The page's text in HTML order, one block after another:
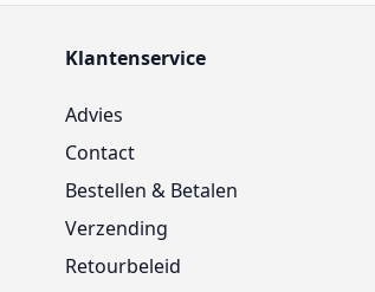
Klantenservice
Advies
Contact
Bestellen & Betalen
Verzending
Retourbeleid